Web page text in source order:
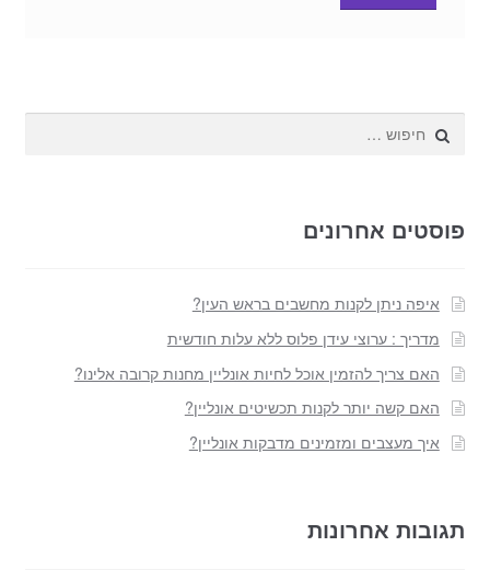
חפש:
פוסטים אחרונים
איפה ניתן לקנות מחשבים בראש העין?
מדריך : ערוצי עידן פלוס ללא עלות חודשית
האם צריך להזמין אוכל לחיות אונליין מחנות קרובה אלינו?
האם קשה יותר לקנות תכשיטים אונליין?
איך מעצבים ומזמינים מדבקות אונליין?
תגובות אחרונות